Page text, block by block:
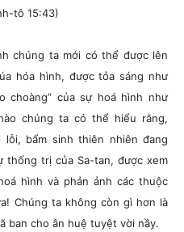
tô 15:43)
chúng ta mới có thể được lên
hóa hình, được tỏa sáng như
choàng” của sự hoá hình như
chúng ta có thể hiểu rằng,
bẩm sinh thiên nhiên đang
trị của Sa-tan, được xem
hình và phản ảnh các thuộc
Chúng ta không còn gì hơn là
ban cho ân huệ tuyệt vời nầy.